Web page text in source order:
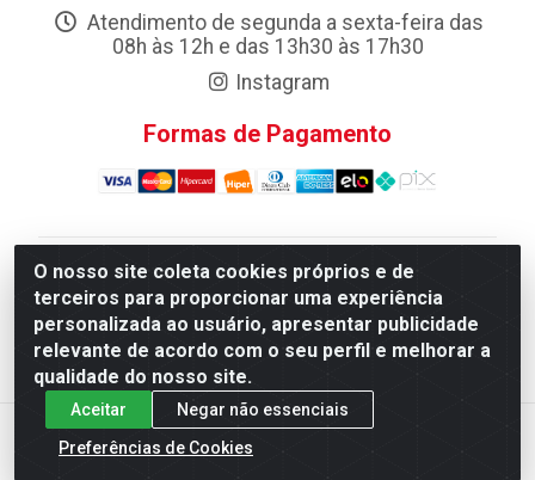
O nosso site coleta cookies próprios e de
terceiros para proporcionar uma experiência
personalizada ao usuário, apresentar publicidade
relevante de acordo com o seu perfil e melhorar a
qualidade do nosso site.
Aceitar
Negar não essenciais
Preferências de Cookies
Atendimento de segunda a sexta-feira das
08h às 12h e das 13h30 às 17h30
Instagram
Formas de Pagamento
Atacadao da Limpeza F. Pereira Queiroz Comercio e
Distribuicao LTDA - Quadra Qi 10 Lotes 39 e, 41 - Setor
Industrial (Taguatinga), Brasília/DF - CEP 72.135-100 -
CNPJ 13.184.675/0001-80